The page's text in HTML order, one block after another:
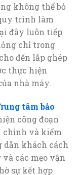
không thể bỏ
trình làm
đây luôn tiếp
chỉ trong
đến lắp ghép
thực hiện
nhà máy.
tâm bảo
công đoạn
chỉnh và kiểm
dẫn khách cách
các mẹo vận
sự kết hợp